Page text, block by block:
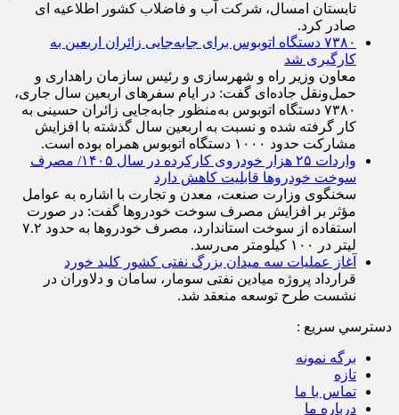
تابستان امسال، شرکت آب و فاضلاب کشور اطلاعیه ای
صادر کرد.
۷۳۸۰ دستگاه اتوبوس برای جابه‌جایی زائران اربعین به
کارگیری شد
معاون وزیر راه و شهرسازی و رئیس سازمان راهداری و
حمل‌ونقل جاده‌ای گفت: در ایام سفرهای اربعین سال جاری،
۷۳۸۰ دستگاه اتوبوس به‌منظور جابه‌جایی زائران حسینی به‌
کار گرفته شده و نسبت به اربعین سال گذشته با افزایش
مشارکت حدود ۱۰۰۰ دستگاه اتوبوس همراه بوده است.
واردات ۲۵ هزار خودروی کارکرده در سال ۱۴۰۵/ مصرف
سوخت خودرو‌ها قابلیت کاهش دارد
سخنگوی وزارت صنعت، معدن و تجارت با اشاره به عوامل
مؤثر بر افزایش مصرف سوخت خودرو‌ها گفت: در صورت
استفاده از سوخت استاندارد، مصرف خودرو‌ها به حدود ۷.۲
لیتر در ۱۰۰ کیلومتر می‌رسد.
آغاز عملیات سه میدان بزرگ نفتی کشور کلید خورد
قرارداد پروژه میادین نفتی سومار، سامان و دلاوران در
نشست طرح توسعه منعقد شد.
دسترسي سريع :
برگه نمونه
تازه
تماس با ما
درباره ما